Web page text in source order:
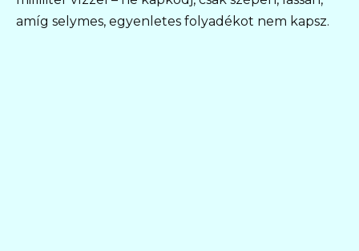
amíg selymes, egyenletes folyadékot nem kapsz.